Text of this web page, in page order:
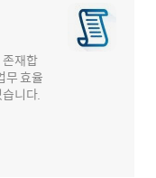
재합
무 효율
니다.